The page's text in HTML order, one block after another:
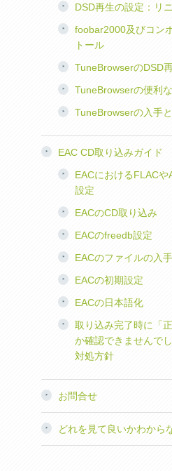
DSD再生の設定：リ
foobar2000及びコン
トール
TuneBrowserのDSD
TuneBrowserの便利
TuneBrowserの入手
EAC CD取り込みガイド
EACにおけるFLACや
設定
EACのCD取り込み
EACのfreedb設定
EACのファイルの入
EACの初期設定
EACの日本語化
取り込み完了時に「
か確認できませんで
対処方針
お問合せ
どれを見て良いかわから